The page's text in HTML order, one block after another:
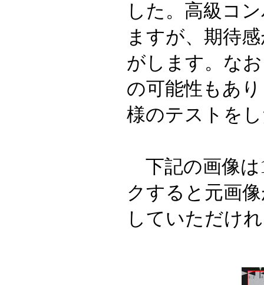
した。高級コ
ますが、期待
がします。な
の可能性もあ
様のテストを
下記の画像は
クすると元画
していただけ